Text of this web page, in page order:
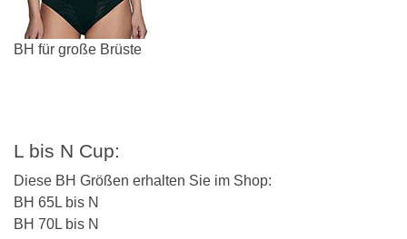
BH für große Brüste
L bis N Cup:
Diese BH Größen erhalten Sie im Shop:
BH 65L bis N
BH 70L bis N